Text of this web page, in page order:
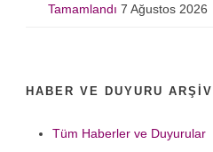
Tamamlandı 7 Ağustos 2026
HABER VE DUYURU ARŞIVI
Tüm Haberler ve Duyurular